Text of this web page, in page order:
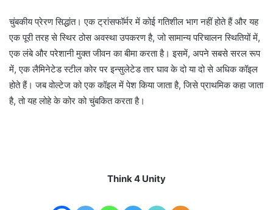
चुंबकीय प्रेरण सिद्धांत। एक ट्रांसफॉर्मर में कोई गतिशील भाग नहीं होते हैं और यह
एक पूरी तरह से स्थिर ठोस अवस्था उपकरण है, जो सामान्य परिचालन स्थितियों में,
एक लंबे और परेशानी मुक्त जीवन का बीमा करता है। इसमें, अपने सबसे सरल रूप
में, एक लैमिनेटेड स्टील कोर पर इन्सुलेटेड तार घाव के दो या दो से अधिक कॉइल
होते हैं। जब वोल्टेज को एक कॉइल में पेश किया जाता है, जिसे प्राथमिक कहा जाता
है, तो यह लोहे के कोर को चुंबकित करता है।
Think 4 Unity